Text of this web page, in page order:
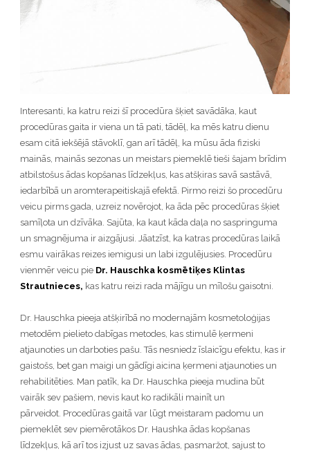
Interesanti, ka katru reizi šī procedūra šķiet savādāka, kaut
procedūras gaita ir viena un tā pati, tādēļ, ka mēs katru dienu
esam citā iekšējā stāvoklī, gan arī tādēļ, ka mūsu āda fiziski
mainās, mainās sezonas un meistars piemeklē tieši šajam brīdim
atbilstošus ādas kopšanas līdzekļus, kas atšķiras savā sastāvā,
iedarbībā un aromterapeitiskajā efektā. Pirmo reizi šo procedūru
veicu pirms gada, uzreiz novērojot, ka āda pēc procedūras šķiet
samīļota un dzīvāka. Sajūta, ka kaut kāda daļa no saspringuma
un smagnējuma ir aizgājusi. Jāatzīst, ka katras procedūras laikā
esmu vairākas reizes iemigusi un labi izgulējusies. Procedūru
vienmēr veicu pie Dr. Hauschka kosmētiķes Klintas
Strautnieces, kas katru reizi rada mājīgu un mīlošu gaisotni.
Dr. Hauschka pieeja atšķirībā no modernajām kosmetoloģijas
metodēm pielieto dabīgas metodes, kas stimulē ķermeni
atjaunoties un darboties pašu. Tās nesniedz īslaicīgu efektu, kas ir
gaistošs, bet gan maigi un gādīgi aicina ķermeni atjaunoties un
rehabilitēties. Man patīk, ka Dr. Hauschka pieeja mudina būt
vairāk sev pašiem, nevis kaut ko radikāli mainīt un
pārveidot. Procedūras gaitā var lūgt meistaram padomu un
piemeklēt sev piemērotākos Dr. Haushka ādas kopšanas
līdzekļus, kā arī tos izjust uz savas ādas, pasmaržot, sajust to